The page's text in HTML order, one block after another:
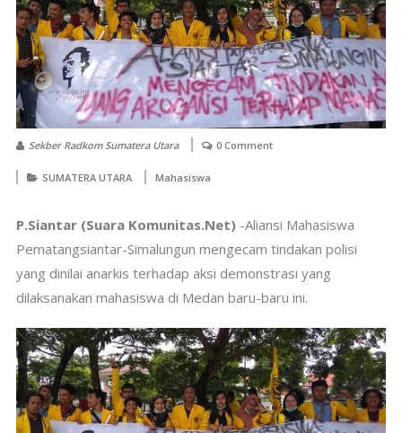
Sekber Radkom Sumatera Utara 0 Comment
SUMATERA UTARA Mahasiswa
P.Siantar (Suara Komunitas.Net)-Aliansi Mahasiswa
Pematangsiantar-Simalungun mengecam tindakan polisi
yang dinilai anarkis terhadap aksi demonstrasi yang
dilaksanakan mahasiswa di Medan baru-baru ini.